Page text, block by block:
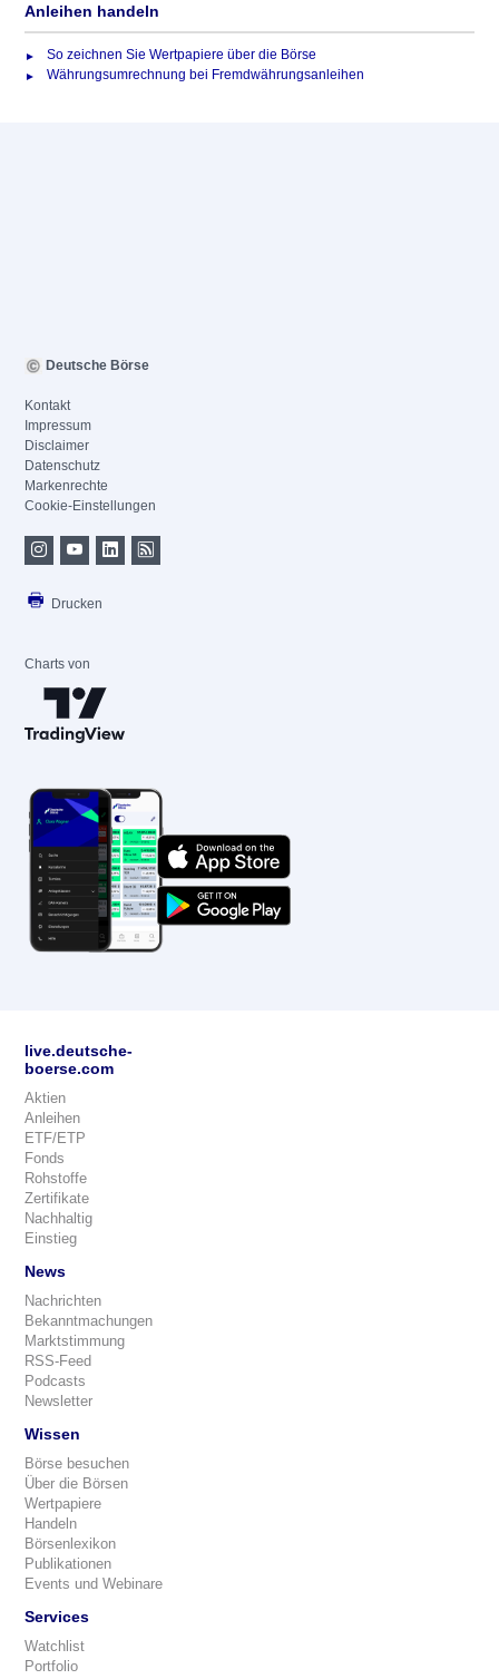
Anleihen handeln
So zeichnen Sie Wertpapiere über die Börse
Währungsumrechnung bei Fremdwährungsanleihen
Deutsche Börse
Kontakt
Impressum
Disclaimer
Datenschutz
Markenrechte
Cookie-Einstellungen
Drucken
Charts von
live.deutsche-
boerse.com
Aktien
Anleihen
ETF/ETP
Fonds
Rohstoffe
Zertifikate
Nachhaltig
Einstieg
News
Nachrichten
Bekanntmachungen
Marktstimmung
RSS-Feed
Podcasts
Newsletter
Wissen
Börse besuchen
Über die Börsen
Wertpapiere
Handeln
Börsenlexikon
Publikationen
Events und Webinare
Services
Watchlist
Portfolio